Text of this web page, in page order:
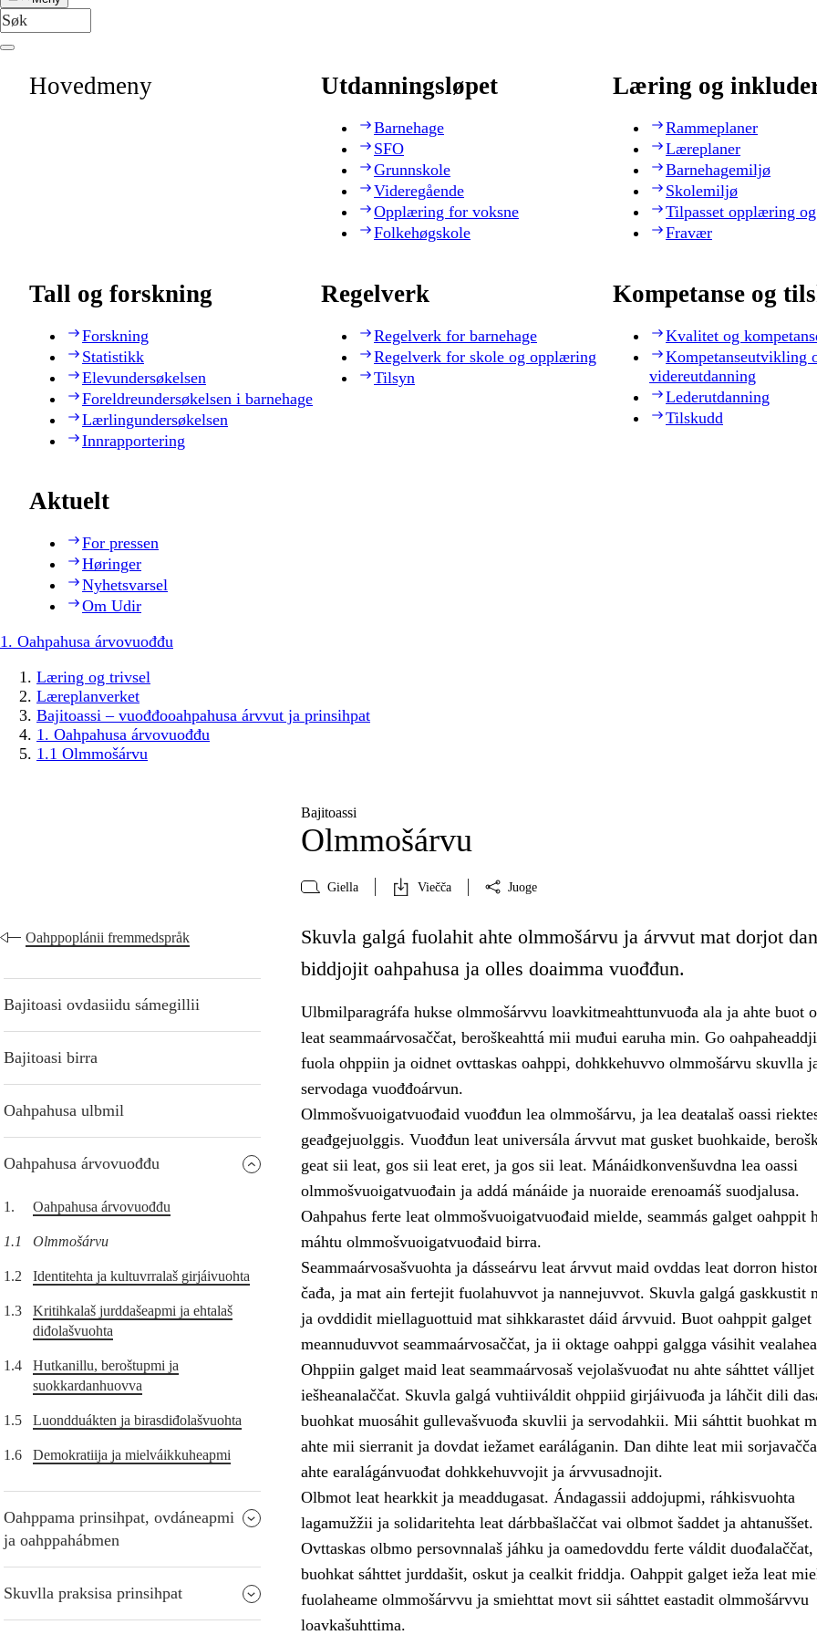
Hovedmeny Utdanningsløpet
Barnehage
SFO
Grunnskole
Videregående
Opplæring for voksne
Folkehøgskole
Læring og
Rammeplaner
Læreplaner
Barnehagemiljø
Skolemiljø
Tilpasset opplæring
Fravær
Tall og forskning
Forskning
Statistikk
Elevundersøkelsen
Foreldreundersøkelsen i barnehage
Lærlingundersøkelsen
Innrapportering
Regelverk
Regelverk for barnehage
Regelverk for skole og opplæring
Tilsyn
Kompetanse og
Kvalitet og
Kompetanseutvikling
videreutdanning
Lederutdanning
Tilskudd
Aktuelt
For pressen
Høringer
Nyhetsvarsel
Om Udir
1. Oahpahusa árvovuođđu
Læring og trivsel
Læreplanverket
Bajitoassi – vuođđooahpahusa árvvut ja prinsihpat
1. Oahpahusa árvovuođđu
1.1 Olmmošárvu
Bajitoassi
Olmmošárvu
Giella Viečča Juoge
Oahppoplánii fremmedspråk
Bajitoasi ovdasiidu sámegillii
Bajitoasi birra
Oahpahusa ulbmil
Oahpahusa árvovuođđu
1. Oahpahusa árvovuođđu
1.1 Olmmošárvu
1.2 Identitehta ja kultuvrralaš girjáivuohta
1.3
Kritihkalaš jurddašeapmi ja ehtalaš
diđolašvuohta
1.4
Hutkanillu, beroštupmi ja
suokkardanhuovva
1.5 Luondduákten ja birasdiđolašvuohta
1.6 Demokratiija ja mielváikkuheapmi
Oahppama prinsihpat, ovdáneapmi
ja oahppahábmen
Skuvlla praksisa prinsihpat
Skuvla galgá fuolahit ahte olmmošárvu ja árvvut mat dorjot
biddjojit oahpahusa ja olles doaimma vuođđun.
Ulbmilparagráfa hukse olmmošárvvu loavkitmeahttunvuođa ala ja ahte buot
leat seammaárvosaččat, beroškeahttá mii muđui earuha min. Go
fuola ohppiin ja oidnet ovttaskas oahppi, dohkkehuvvo olmmošárvu skuvlla
servodaga vuođđoárvun.
Olmmošvuoigatvuođaid vuođđun lea olmmošárvu, ja lea deaŧalaš oassi
geađgejuolggis. Vuođđun leat universála árvvut mat gusket buohkaide,
geat sii leat, gos sii leat eret, ja gos sii leat. Mánáidkonvenšuvdna lea oassi
olmmošvuoigatvuođain ja addá mánáide ja nuoraide erenoamáš suodjalusa.
Oahpahus ferte leat olmmošvuoigatvuođaid mielde, seammás galget oahppit
máhtu olmmošvuoigatvuođaid birra.
Seammaárvosašvuohta ja dásseárvu leat árvvut maid ovddas leat dorron
čađa, ja mat ain fertejit fuolahuvvot ja nannejuvvot. Skuvla galgá gaskkustit
ja ovddidit miellaguottuid mat sihkkarastet dáid árvvuid. Buot oahppit galget
meannuduvvot seammaárvosaččat, ja ii oktage oahppi galgga vásihit
Ohppiin galget maid leat seammaárvosaš vejolašvuođat nu ahte sáhttet válljet
iešheanalaččat. Skuvla galgá vuhtiiváldit ohppiid girjáivuođa ja láhčit dili
buohkat muosáhit gullevašvuođa skuvlii ja servodahkii. Mii sáhttit buohkat
ahte mii sierranit ja dovdat iežamet earáláganin. Dan dihte leat mii
ahte earalágánvuođat dohkkehuvvojit ja árvvusadnojit.
Olbmot leat hearkkit ja meaddugasat. Ándagassii addojupmi, ráhkisvuohta
lagamužžii ja solidaritehta leat dárbbašlaččat vai olbmot šaddet ja ahtanuššet.
Ovttaskas olbmo persovnnalaš jáhku ja oamedovddu ferte váldit
buohkat sáhttet jurddašit, oskut ja cealkit friddja. Oahppit galget ieža leat
fuolaheame olmmošárvvu ja smiehttat movt sii sáhttet eastadit olmmošárvvu
loavkašuhttima.